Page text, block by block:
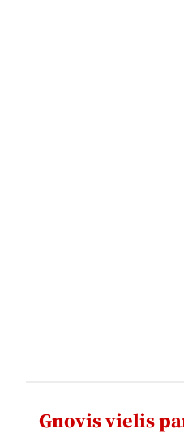
Gnovis vielis